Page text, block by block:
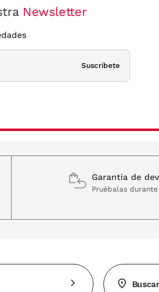
Newsletter
Suscríbete
Garantia de
Pruébalas durante